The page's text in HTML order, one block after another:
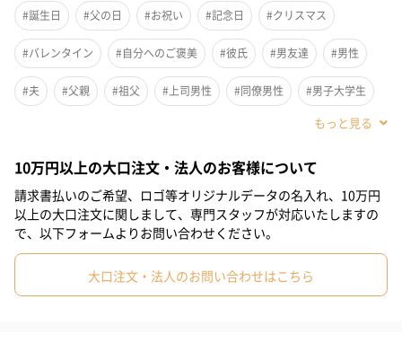
#誕生日 #父の日 #お祝い #記念日 #クリスマス
#バレンタイン #自分へのご褒美 #彼氏 #男友達 #男性
#夫 #父親 #祖父 #上司男性 #同僚男性 #男子大学生
#親戚男性
#20代前半 #20代後半 #30代 #40代 #50代
#70代 #80代 #90代
10万円以上の大口注文・法人のお客様について
請求書払いのご希望、ロゴ等オリジナルデータの名入れ、10万円
以上の大口注文に関しまして、専門スタッフが対応いたしますの
で、以下フォームよりお問い合わせください。
大口注文・法人のお問い合わせはこちら